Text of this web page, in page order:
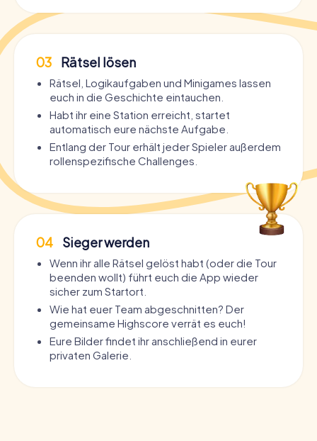
03 Rätsel lösen
Rätsel, Logikaufgaben und Minigames lassen
euch in die Geschichte eintauchen.
Habt ihr eine Station erreicht, startet
automatisch eure nächste Aufgabe.
Entlang der Tour erhält jeder Spieler außerdem
rollenspezifische Challenges.
04 Sieger werden
Wenn ihr alle Rätsel gelöst habt (oder die Tour
beenden wollt) führt euch die App wieder
sicher zum Startort.
Wie hat euer Team abgeschnitten? Der
gemeinsame Highscore verrät es euch!
Eure Bilder findet ihr anschließend in eurer
privaten Galerie.